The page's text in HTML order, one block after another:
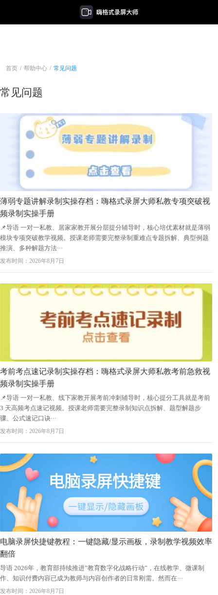
首页 / 帮助中心 / 常见问题
常见问题
薄弱专题讲解录制实操存档：嗨格式录屏大师私教专项突破视
频录制实操手册
📌导语 一对一私教、居家家教开展分层提分辅导时，核心培优素材就是薄弱
模块专项突破教学视频。授课老师需要完整录制重难点专题拆解、典型例题
推演、多种解题方法···
发布时间：2026年8月7日
考前考点速记录制实操存档：嗨格式录屏大师私教考前急救视
频录制实操手册
📌导语 一对一私教、线下家教开展考前冲刺辅导时，核心提分工具就是考前
3 天高频考点速记视频。授课老师需要完整录制知识点拆解、题型解题步
骤、公式速记口诀···
发布时间：2026年8月7日
电脑录屏快捷键教程：一键隐藏/显示画板，录制教学视频效率
翻倍
导语 2026年，教育部持续推进”教育数字化战略行动”，在线教学、微课制
作、知识付费内容已成为教师与内容创作者的日常刚需。然而在···
发布时间：2026年8月7日